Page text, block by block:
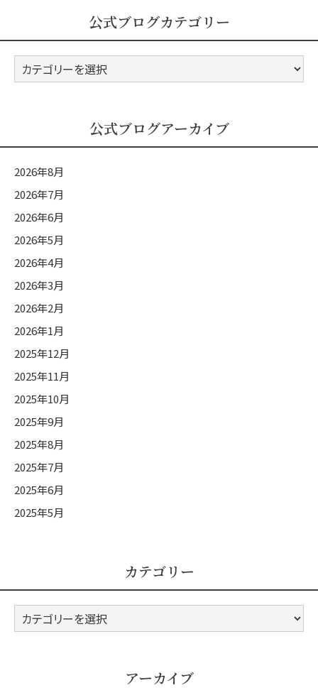
公式ブログカテゴリー
公
式
テ
ゴ
リ
ー
公式ブログアーカイブ
2026年8月
2026年7月
2026年6月
2026年5月
2026年4月
2026年3月
2026年2月
2026年1月
2025年12月
2025年11月
2025年10月
2025年9月
2025年8月
2025年7月
2025年6月
2025年5月
カテゴリー
カ
テ
アーカイブ